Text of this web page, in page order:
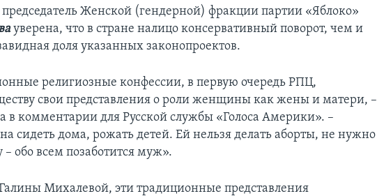
председатель Женской (гендерной) фракции партии «Яблоко»
уверена, что в стране налицо консервативный поворот, чем и
доля указанных законопроектов.
религиозные конфессии, в первую очередь РПЦ,
свои представления о роли женщины как жены и матери, –
в комментарии для Русской службы «Голоса Америки». –
сидеть дома, рожать детей. Ей нельзя делать аборты, не нужно
– обо всем позаботится муж».
Михалевой, эти традиционные представления